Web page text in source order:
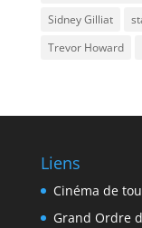
Sidney Gilliat
Trevor Howard
Liens
Cinéma de
Grand Ordre